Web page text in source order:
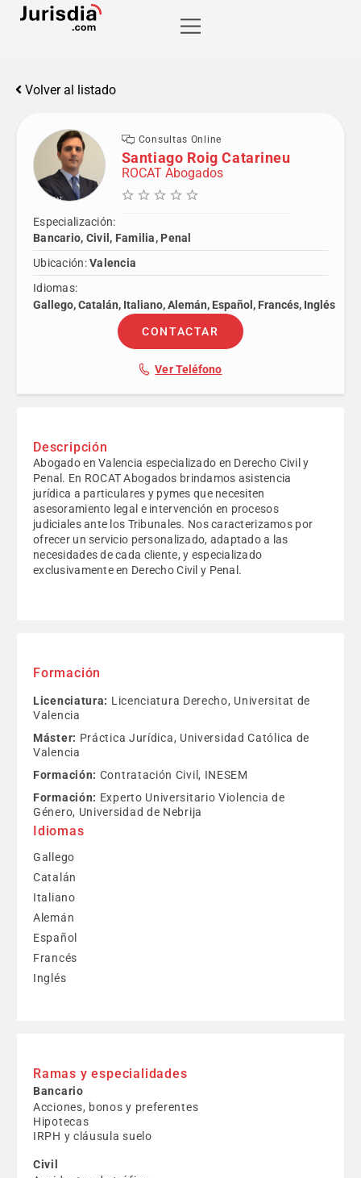
Volver al listado
Consultas Online
Santiago Roig Catarineu
ROCAT Abogados
Especialización:
Bancario, Civil, Familia, Penal
Ubicación:Valencia
Idiomas:
Gallego, Catalán, Italiano, Alemán, Español, Francés, Inglés
CONTACTAR
Ver Teléfono
Descripción
Abogado en Valencia especializado en Derecho Civil y
Penal. En ROCAT Abogados brindamos asistencia
jurídica a particulares y pymes que necesiten
asesoramiento legal e intervención en procesos
judiciales ante los Tribunales. Nos caracterizamos por
ofrecer un servicio personalizado, adaptado a las
necesidades de cada cliente, y especializado
exclusivamente en Derecho Civil y Penal.
Formación
Licenciatura: Licenciatura Derecho, Universitat de
Valencia
Máster: Práctica Jurídica, Universidad Católica de
Valencia
Formación: Contratación Civil, INESEM
Formación: Experto Universitario Violencia de
Género, Universidad de Nebrija
Idiomas
Gallego
Catalán
Italiano
Alemán
Español
Francés
Inglés
Ramas y especialidades
Bancario
Acciones, bonos y preferentes
Hipotecas
IRPH y cláusula suelo
Civil